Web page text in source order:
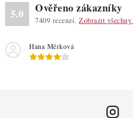
5.0 Ověřeno zákazníky
7409 recenzí. Zobrazit všechny
Hana Měrková